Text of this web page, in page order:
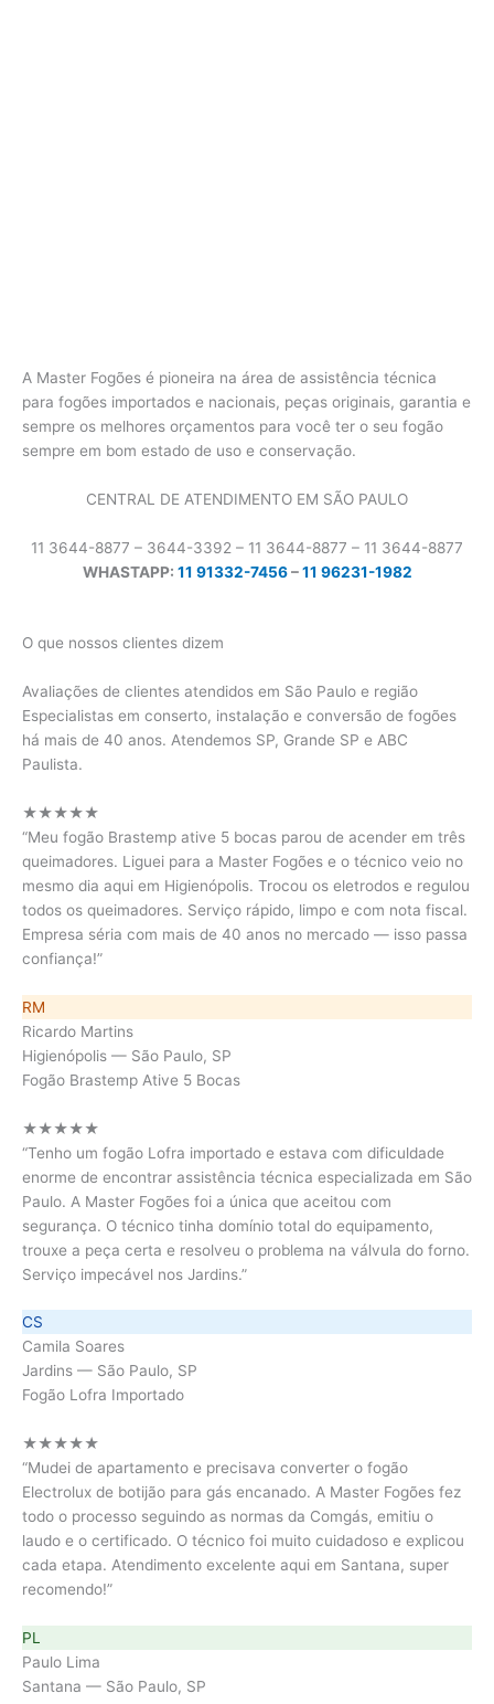
A Master Fogões é pioneira na área de assistência técnica
para fogões importados e nacionais, peças originais, garantia e
sempre os melhores orçamentos para você ter o seu fogão
sempre em bom estado de uso e conservação.
CENTRAL DE ATENDIMENTO EM SÃO PAULO
11 3644-8877 – 3644-3392 – 11 3644-8877 – 11 3644-8877
WHASTAPP: 11 91332-7456–11 96231-1982
O que nossos clientes dizem
Avaliações de clientes atendidos em São Paulo e região
Especialistas em conserto, instalação e conversão de fogões
há mais de 40 anos. Atendemos SP, Grande SP e ABC
Paulista.
★★★★★
“Meu fogão Brastemp ative 5 bocas parou de acender em três
queimadores. Liguei para a Master Fogões e o técnico veio no
mesmo dia aqui em Higienópolis. Trocou os eletrodos e regulou
todos os queimadores. Serviço rápido, limpo e com nota fiscal.
Empresa séria com mais de 40 anos no mercado — isso passa
confiança!”
RM
Ricardo Martins
Higienópolis — São Paulo, SP
Fogão Brastemp Ative 5 Bocas
★★★★★
“Tenho um fogão Lofra importado e estava com dificuldade
enorme de encontrar assistência técnica especializada em São
Paulo. A Master Fogões foi a única que aceitou com
segurança. O técnico tinha domínio total do equipamento,
trouxe a peça certa e resolveu o problema na válvula do forno.
Serviço impecável nos Jardins.”
CS
Camila Soares
Jardins — São Paulo, SP
Fogão Lofra Importado
★★★★★
“Mudei de apartamento e precisava converter o fogão
Electrolux de botijão para gás encanado. A Master Fogões fez
todo o processo seguindo as normas da Comgás, emitiu o
laudo e o certificado. O técnico foi muito cuidadoso e explicou
cada etapa. Atendimento excelente aqui em Santana, super
recomendo!”
PL
Paulo Lima
Santana — São Paulo, SP